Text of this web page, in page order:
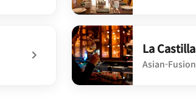
undefined Hacienda Kitchen
La Castilla
Asian-Fusion